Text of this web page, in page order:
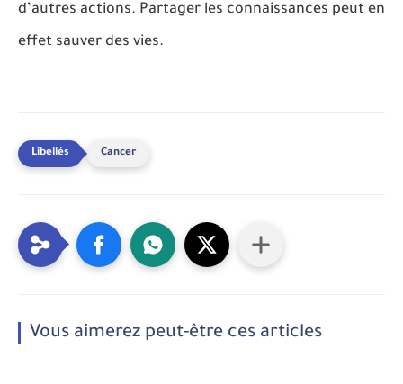
d’autres actions. Partager les connaissances peut en
effet sauver des vies.
Cancer
Vous aimerez peut-être ces articles